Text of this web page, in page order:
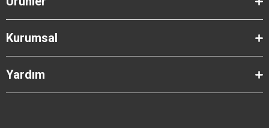
Kurumsal
Yardım